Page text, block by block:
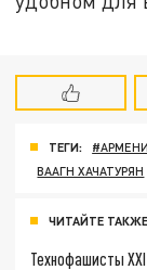
ТЕГИ:
ВААГН ХАЧАТУРЯН
ЧИТАЙТЕ
Технофашисты